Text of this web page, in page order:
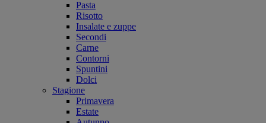
Pasta
Risotto
Insalate e zuppe
Secondi
Carne
Contorni
Spuntini
Dolci
Stagione
Primavera
Estate